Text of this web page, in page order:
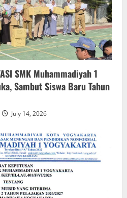
SMK Muhammadiyah 1
Sambut Siswa Baru Tahun
July 14, 2026